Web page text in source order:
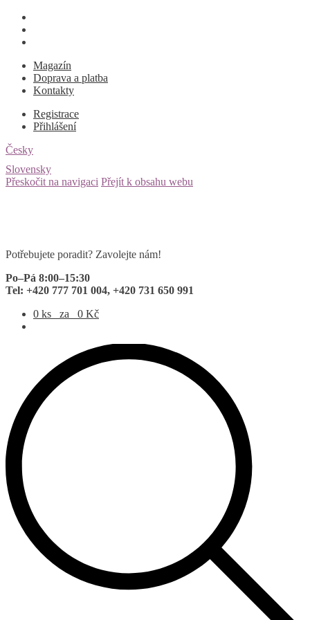
Magazín
Doprava a platba
Kontakty
Registrace
Přihlášení
Česky
Slovensky
Přeskočit na navigaci Přejít k obsahu webu
Tel: +420 777 701 004, +420 731 650 991
0 ks za0Kč